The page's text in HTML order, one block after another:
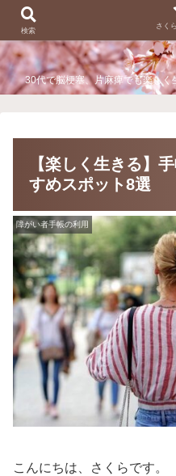
さくら
30代で脳梗塞、片麻痺でも楽し
【楽しく生きる】
すめスポット8選
障がい者手帳の利用
こんにちは、さくらです。
検索
さく